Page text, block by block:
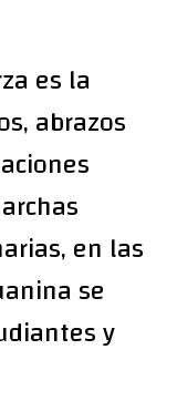
es la
abrazos
en las
se
y